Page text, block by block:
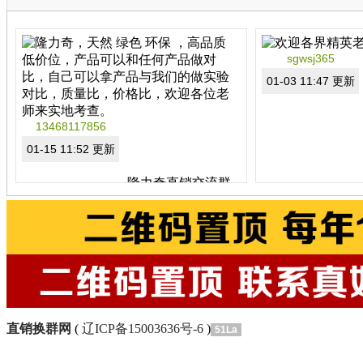
13468117856
01-15 11:52 更新
隆力奇直销交流群
隆力奇，天然 绿色 环保
，高品质 低价位，产品可
以和任何产品做对比，自
己可以拿产品与我们的做
实验对比，质量比，价格
比，欢迎各位老师来实地
考查。
分类：隆力奇
区域：山东省
sgwsj365
01-03 11:47 更新
直销换群网 ( 辽ICP备15003636号-6 ) 51La